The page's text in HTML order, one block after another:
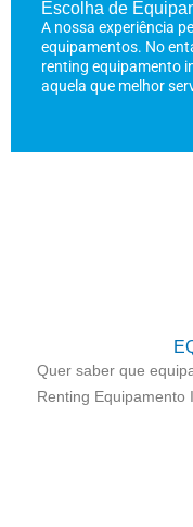
Escolha de
A nossa experiência
equipamentos. No
renting equipamento
aquela que melhor
Quer saber que
Renting Equipamento